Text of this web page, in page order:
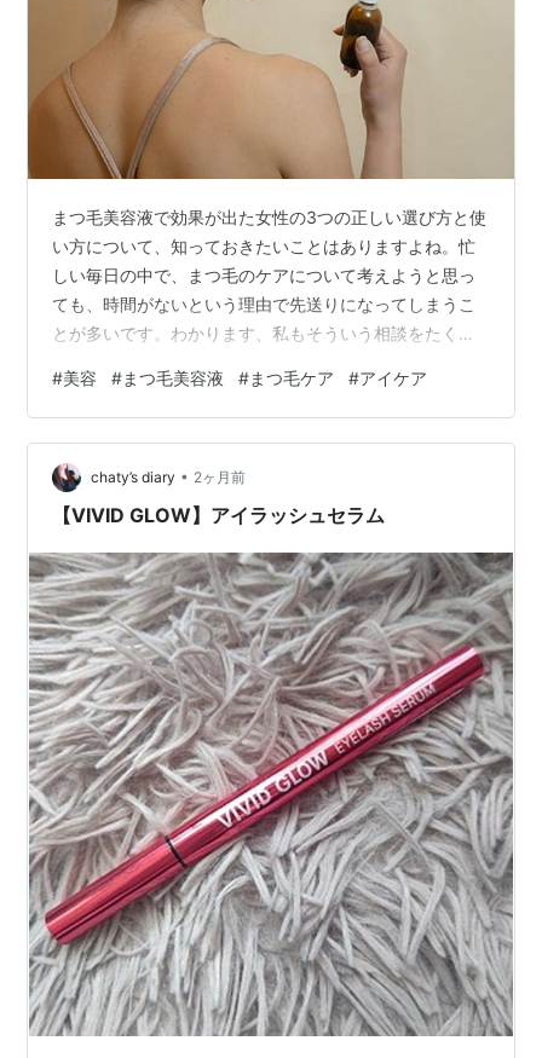
まつ毛美容液で効果が出た女性の3つの正しい選び方と使
い方について、知っておきたいことはありますよね。忙
しい毎日の中で、まつ毛のケアについて考えようと思っ
ても、時間がないという理由で先送りになってしまうこ
とが多いです。わかります、私もそういう相談をたくさ
出すためには、正しい選び方と使い方が大事なんです。
この記事でわかることは、まつ毛美容液の効果がわかる
まつ毛美容液の選び方がわかる まつ毛美容液の使い方が
わかる まつ毛美容液の注意点がわかる です。難しいこと
は何もないので、ぜひ最後まで読んでみてください。 ま
#美容 #まつ毛美容液 #まつ毛ケア #アイケア
chaty’s diary • 2ヶ月前
【VIVID GLOW】アイラッシュセラム